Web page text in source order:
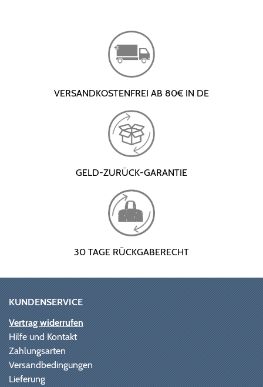
VERSANDKOSTENFREI AB 80€ IN DE
GELD-ZURÜCK-GARANTIE
30 TAGE RÜCKGABERECHT
KUNDENSERVICE
Vertrag widerrufen
Hilfe und Kontakt
Zahlungsarten
Versandbedingungen
Lieferung